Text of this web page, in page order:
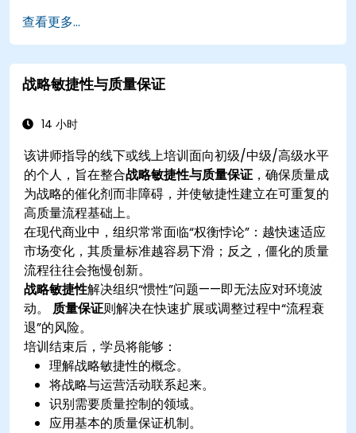
有意识地评估AI生成输出的质量和实质性正确性。
获取关于在企业数据方面安全且合乎道德地使用AI
工具的知识
查看更多...
战略敏捷性与质量保证
14 小时
该讲师指导的线下或线上培训面向初级/中级/高级水平
的个人，旨在整合战略敏捷性与质量保证，确保质量成
为战略的催化剂而非障碍，并使敏捷性建立在可重复的
高质量流程基础上。
在现代商业中，组织常常面临“权衡悖论”：越快速适应
市场变化，其质量标准越容易下滑；反之，僵化的质量
流程往往会拖慢创新。
战略敏捷性解决组织“惯性”问题——即无法应对环境波
动。质量保证则解决在快速扩展或调整过程中“流程衰
退”的风险。
培训结束后，学员将能够：
理解战略敏捷性的概念。
将战略与运营活动联系起来。
识别需要质量控制的领域。
应用基本的质量保证机制。